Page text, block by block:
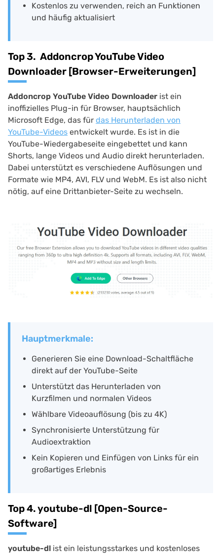
Kostenlos zu verwenden, reich an Funktionen
und häufig aktualisiert
Top 3. Addoncrop YouTube Video
Downloader [Browser-Erweiterungen]
Addoncrop YouTube Video Downloader ist ein
inoffizielles Plug-in für Browser, hauptsächlich
Microsoft Edge, das für das Herunterladen von
YouTube-Videos entwickelt wurde. Es ist in die
YouTube-Wiedergabeseite eingebettet und kann
Shorts, lange Videos und Audio direkt herunterladen.
Dabei unterstützt es verschiedene Auflösungen und
Formate wie MP4, AVI, FLV und WebM. Es ist also nicht
nötig, auf eine Drittanbieter-Seite zu wechseln.
Hauptmerkmale:
Generieren Sie eine Download-Schaltfläche
direkt auf der YouTube-Seite
Unterstützt das Herunterladen von
Kurzfilmen und normalen Videos
Wählbare Videoauflösung (bis zu 4K)
Synchronisierte Unterstützung für
Audioextraktion
Kein Kopieren und Einfügen von Links für ein
großartiges Erlebnis
Top 4. youtube-dl [Open-Source-
Software]
youtube-dl ist ein leistungsstarkes und kostenloses